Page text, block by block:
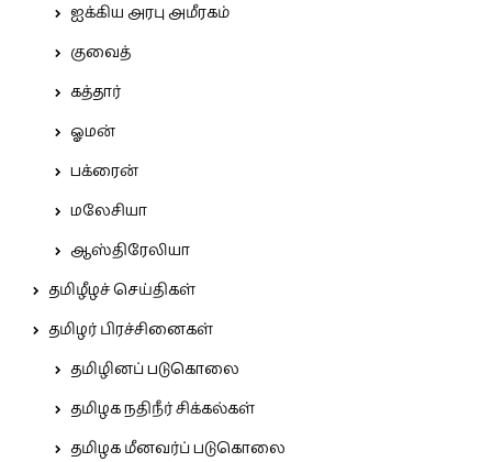
ஐக்கிய அரபு அமீரகம்
குவைத்
கத்தார்
ஓமன்
பக்ரைன்
மலேசியா
ஆஸ்திரேலியா
தமிழீழச் செய்திகள்
தமிழர் பிரச்சினைகள்
தமிழினப் படுகொலை
தமிழக நதிநீர் சிக்கல்கள்
தமிழக மீனவர்ப் படுகொலை